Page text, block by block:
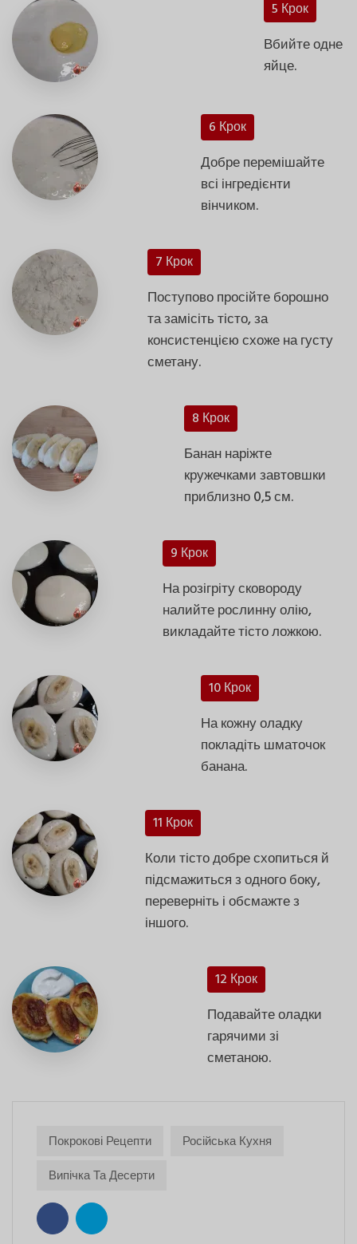
5 Крок
Вбийте одне
яйце.
6 Крок
Добре перемішайте
всі інгредієнти
вінчиком.
7 Крок
Поступово просійте борошно
та замісіть тісто, за
консистенцією схоже на густу
сметану.
8 Крок
Банан наріжте
кружечками завтовшки
приблизно 0,5 см.
9 Крок
На розігріту сковороду
налийте рослинну олію,
викладайте тісто ложкою.
10 Крок
На кожну оладку
покладіть шматочок
банана.
11 Крок
Коли тісто добре схопиться й
підсмажиться з одного боку,
переверніть і обсмажте з
іншого.
12 Крок
Подавайте оладки
гарячими зі
сметаною.
Покрокові Рецепти
Російська Кухня
Випічка Та Десерти